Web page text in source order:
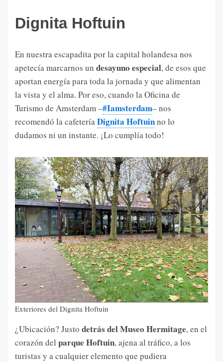
Dignita Hoftuin
En nuestra escapadita por la capital holandesa nos
apetecía marcarnos un desayuno especial, de esos que
aportan energía para toda la jornada y que alimentan
la vista y el alma. Por eso, cuando la Oficina de
Turismo de Amsterdam –#Iamsterdam– nos
recomendó la cafetería Dignita Hoftuinno lo
dudamos ni un instante. ¡Lo cumplía todo!
Exteriores del Dignita Hoftuin
¿Ubicación? Justo detrás del Museo Hermitage, en el
corazón del parque Hoftuin, ajena al tráfico, a los
turistas y a cualquier elemento que pudiera